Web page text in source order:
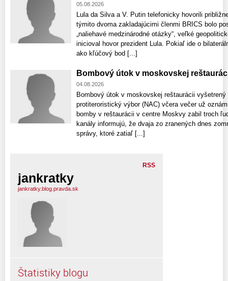
05.08.2026
Lula da Silva a V. Putin telefonicky hovorili
týmito dvoma zakladajúcimi členmi BRICS bolo
„naliehavé medzinárodné otázky“, veľké
inicioval hovor prezident Lula. Pokiaľ ide o
ako kľúčový bod [...]
Bombový útok v moskovskej
04.08.2026
Bombový útok v moskovskej reštaurácii
protiteroristický výbor (NAC) včera večer už
bomby v reštaurácii v centre Moskvy zabil troch
kanály informujú, že dvaja zo zranených dnes
správy, ktoré zatiaľ [...]
RSS
jankratky
jankratky.blog.pravda.sk
Štatistiky blogu